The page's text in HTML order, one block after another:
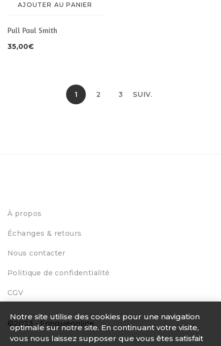
AJOUTER AU PANIER
Pull Paul Smith
35,00€
1 2 3 SUIV.
À propos
Échanges & retours
Nous contacter
Politique de confidentialité
CGV
©2023 - Fringueonline
Notre site utilise des cookies pour une navigation
optimale sur notre site. En continuant votre visite,
vous nous laissez supposer que vous êtes satisfait